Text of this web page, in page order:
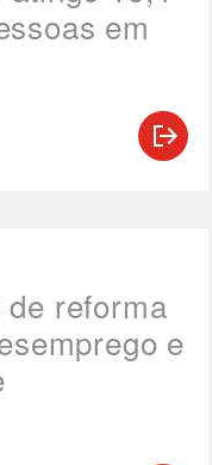
em
reforma
e